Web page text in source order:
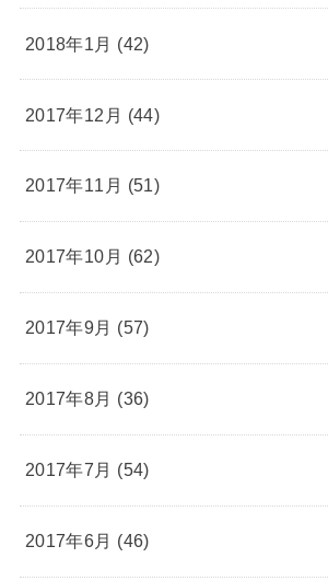
2018年1月 (42)
2017年12月 (44)
2017年11月 (51)
2017年10月 (62)
2017年9月 (57)
2017年8月 (36)
2017年7月 (54)
2017年6月 (46)